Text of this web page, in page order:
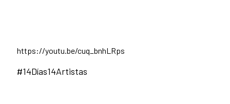
https://youtu.be/cuq_bnhLRps
#14Días14Artistas